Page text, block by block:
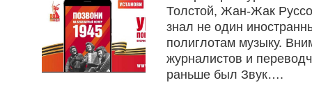
Толстой, Жан-Жак
знал не один
полиглотам музыку.
журналистов и
раньше был Звук….